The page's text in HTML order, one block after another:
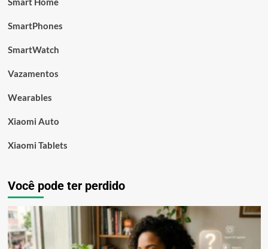
SmartPhones
SmartWatch
Vazamentos
Wearables
Xiaomi Auto
Xiaomi Tablets
Você pode ter perdido